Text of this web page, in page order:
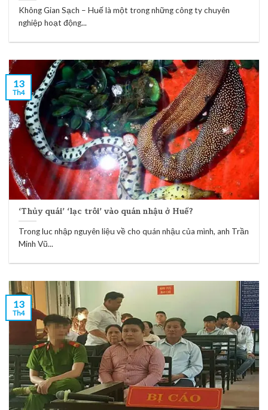
Không Gian Sạch – Huế là một trong những công ty chuyên
nghiệp hoạt động...
‘Thủy quái’ ‘lạc trôi’ vào quán nhậu ở Huế?
Trong luc nhập nguyên liệu về cho quán nhậu của mình, anh Trần
Minh Vũ...
13
Th4
13
Th4